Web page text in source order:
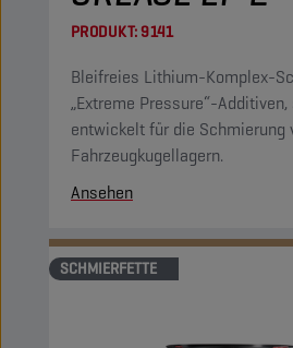
PRODUKT:9141
Bleifreies Lithium-Komplex-
„Extreme Pressure“-
entwickelt für die Schmierung
Fahrzeugkugellagern.
Ansehen
SCHMIERFETTE